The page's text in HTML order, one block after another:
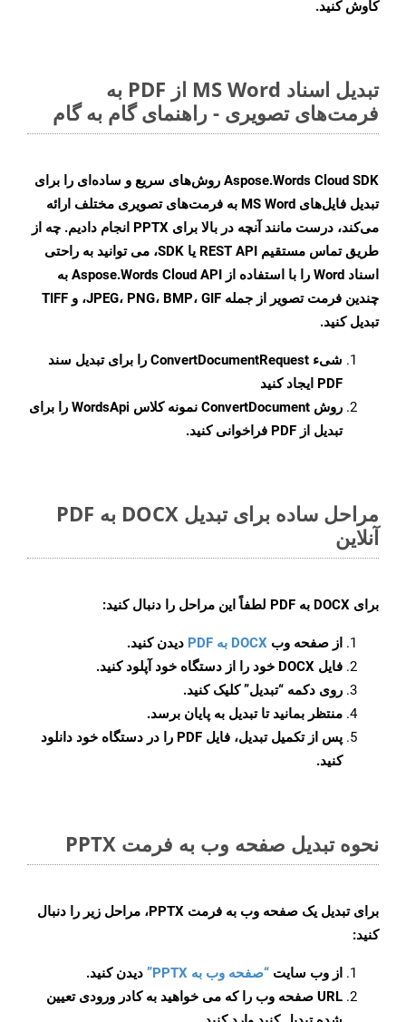
کاوش کنید.
تبدیل اسناد MS Word از PDF به
فرمت‌های تصویری - راهنمای گام به گام
Aspose.Words Cloud SDK روش‌های سریع و ساده‌ای را برای
تبدیل فایل‌های MS Word به فرمت‌های تصویری مختلف ارائه
می‌کند، درست مانند آنچه در بالا برای PPTX انجام دادیم. چه از
طریق تماس مستقیم REST API یا SDK، می توانید به راحتی
اسناد Word را با استفاده از Aspose.Words Cloud API به
چندین فرمت تصویر از جمله JPEG، PNG، BMP، GIF، و TIFF
تبدیل کنید.
شیء ConvertDocumentRequest را برای تبدیل سند
PDF ایجاد کنید
روش ConvertDocument
نمونه کلاس WordsApi را برای
تبدیل از PDF فراخوانی کنید.
مراحل ساده برای تبدیل DOCX به PDF
آنلاین
برای DOCX به PDF لطفاً این مراحل را دنبال کنید:
از صفحه وب DOCX به PDF
دیدن کنید.
فایل DOCX خود را از دستگاه خود آپلود کنید.
روی دکمه “تبدیل”کلیک کنید.
منتظر بمانید تا تبدیل به پایان برسد.
پس از تکمیل تبدیل، فایل PDF را در دستگاه خود دانلود
کنید.
نحوه تبدیل صفحه وب به فرمت PPTX
برای تبدیل یک صفحه وب به فرمت PPTX، مراحل زیر را دنبال
کنید:
از وب سایت “صفحه وب به PPTX”
دیدن کنید.
URL صفحه وب را که می خواهید به کادر ورودی تعیین